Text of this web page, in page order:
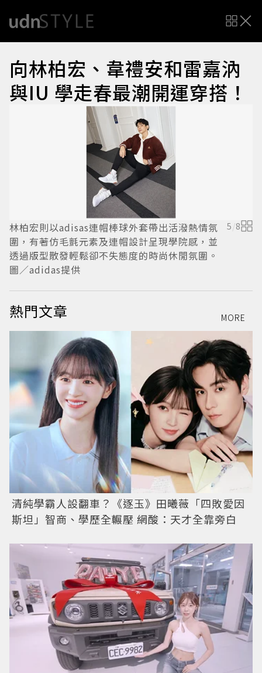
向林柏宏、韋禮安和雷嘉汭
與IU 學走春最潮開運穿搭！
林柏宏則以adisas連帽棒球外套帶出活潑熱情氛
圍，有著仿毛氈元素及連帽設計呈現學院感，並
透過版型散發輕鬆卻不失態度的時尚休閒氛圍。
圖／adidas提供
5 /8
熱門文章 MORE
清純學霸人設翻車？《逐玉》田曦薇「四敗愛因
斯坦」智商、學歷全輾壓 網酸：天才全靠旁白